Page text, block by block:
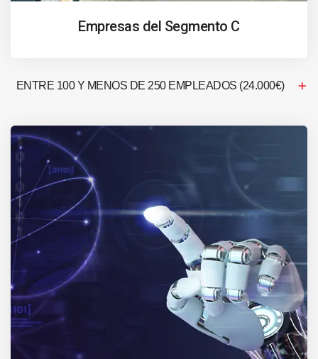
Empresas del Segmento C
ENTRE 100 Y MENOS DE 250 EMPLEADOS (24.000€)